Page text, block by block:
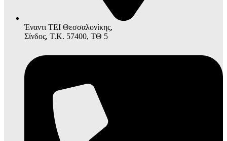
Έναντι ΤΕΙ Θεσσαλονίκης,
Σίνδος, Τ.Κ. 57400, ΤΘ 5